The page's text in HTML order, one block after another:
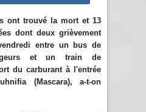
ont trouvé la mort et 13
dont deux grièvement
entre un bus de
et un train de
du carburant à l'entrée
(Mascara), a-t-on